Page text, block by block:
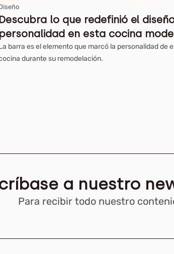
Descubra lo que redefinió el
personalidad en esta cocina
barra es el elemento que marcó la personalidad de
durante su remodelación.
a nuestro
Para recibir todo nuestro